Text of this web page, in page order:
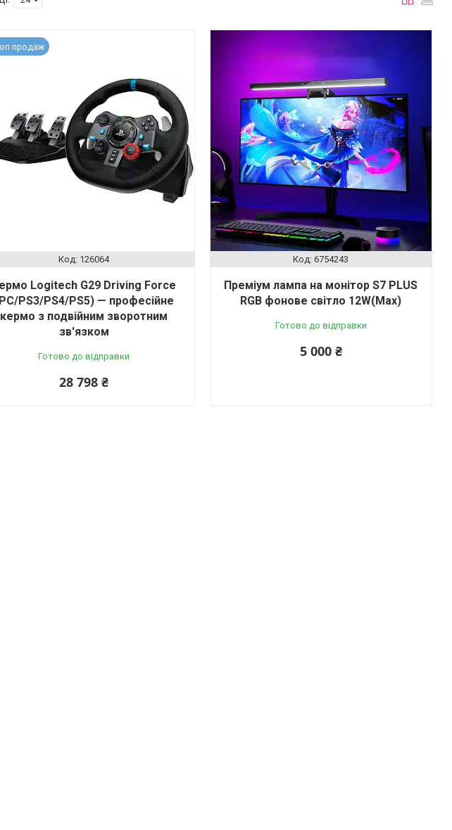
продаж
126064
Logitech G29 Driving Force
PS3/PS4/PS5) — професійне
кермо з подвійним зворотним
зв'язком
Готово до відправки
28 798 ₴
6754243
Преміум лампа на монітор S7 PLUS
RGB фонове світло 12W(Max)
Готово до відправки
5 000 ₴